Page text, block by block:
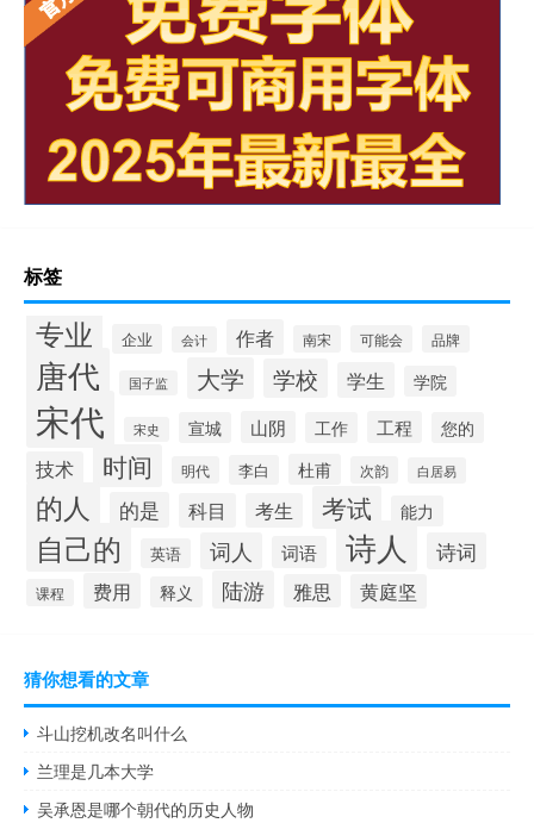
标签
专业 企业 会计 作者 南宋 可能会 品牌
唐代 国子监 大学 学校 学生 学院
宋代 宋史 宣城 山阴 工作 工程 您的
技术 时间 明代 李白 杜甫 次韵 白居易
的人 的是 科目 考生 考试 能力
自己的 英语 词人 词语 诗人 诗词
课程 费用 释义 陆游 雅思 黄庭坚
猜你想看的文章
斗山挖机改名叫什么
兰理是几本大学
吴承恩是哪个朝代的历史人物